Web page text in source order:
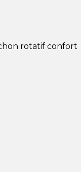
rotatif confort